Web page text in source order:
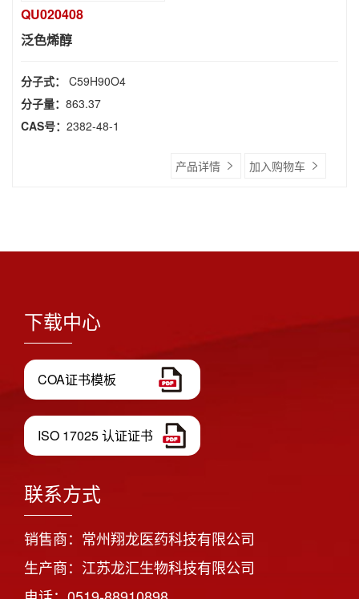
QU020408
泛色烯醇
分子式： C59H90O4
分子量： 863.37
CAS号： 2382-48-1
产品详情 加入购物车
下载中心
COA证书模板
ISO 17025 认证证书
联系方式
销售商：常州翔龙医药科技有限公司
生产商：江苏龙汇生物科技有限公司